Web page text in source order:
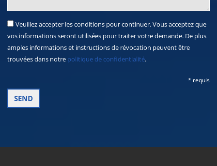
Veuillez accepter les conditions pour continuer. Vous acceptez que
vos informations seront utilisées pour traiter votre demande. De plus
amples informations et instructions de révocation peuvent être
trouvées dans notre politique de confidentialité.
* requis